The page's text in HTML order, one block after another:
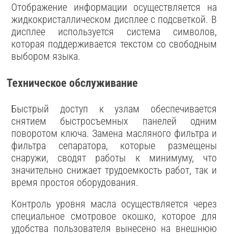
Отображение информации осуществляется на
жидкокристаллическом дисплее с подсветкой. В
дисплее используется система символов,
которая поддерживается текстом со свободным
выбором языка.
Техническое обслуживание
Быстрый доступ к узлам обеспечивается
снятием быстросъемных панелей одним
поворотом ключа. Замена масляного фильтра и
фильтра сепаратора, которые размещены
снаружи, сводят работы к минимуму, что
значительно снижает трудоемкость работ, так и
время простоя оборудования.
Контроль уровня масла осуществляется через
специальное смотровое окошко, которое для
удобства пользователя вынесено на внешнюю